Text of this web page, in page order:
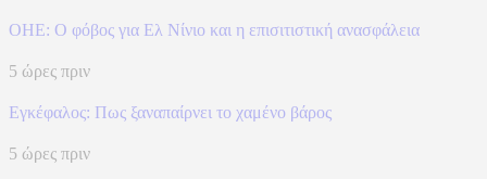
ΟΗΕ: Ο φόβος για Ελ Νίνιο και η επισιτιστική ανασφάλεια
5 ώρες πριν
Eγκέφαλος: Πως ξαναπαίρνει το χαμένο βάρος
5 ώρες πριν